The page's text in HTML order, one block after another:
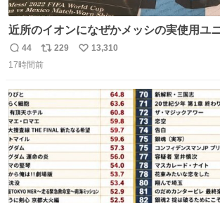
近所のイオンになぜかメッシの実使用ユ
てあっておもろい
返
信
44
リ
ポ
ト
数
229
い
数
13,310
17時間前